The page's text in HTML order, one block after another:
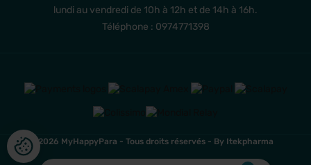
lundi au vendredi de 10h à 12h et de 14h à 16h.
Téléphone : 0974771398
2026 MyHappyPara - Tous droits réservés - By Itekpharma